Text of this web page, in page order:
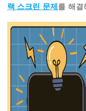
랙 스크린 문제를 해결